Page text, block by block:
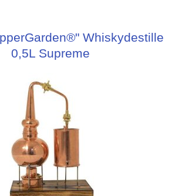
Whiskydestille
0,5L Supreme